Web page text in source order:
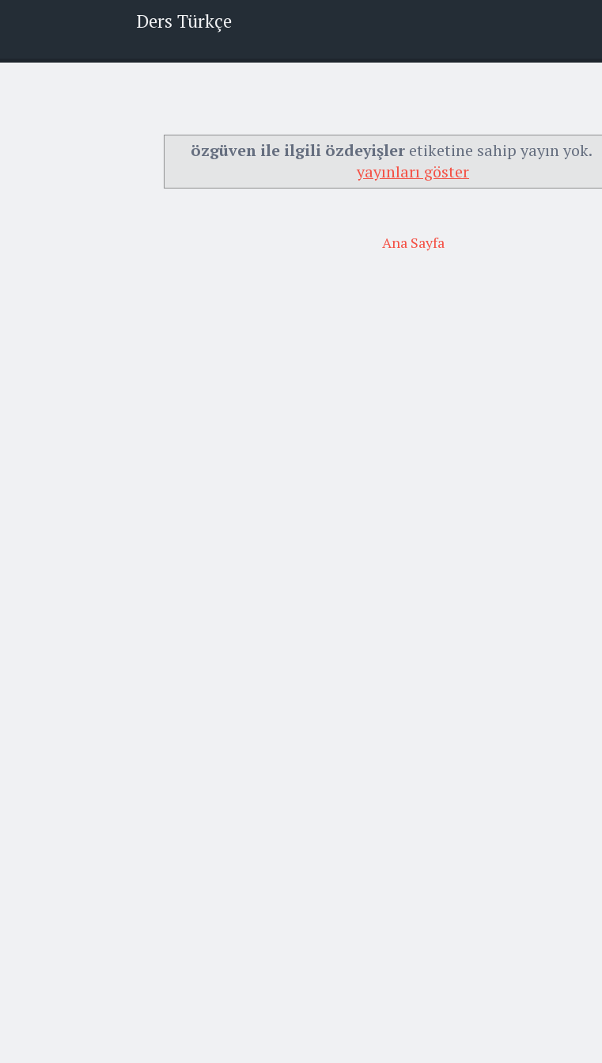
Ders Türkçe
özgüven ile ilgili özdeyişler etiketine sahip yayın yok.
yayınları göster
Ana Sayfa